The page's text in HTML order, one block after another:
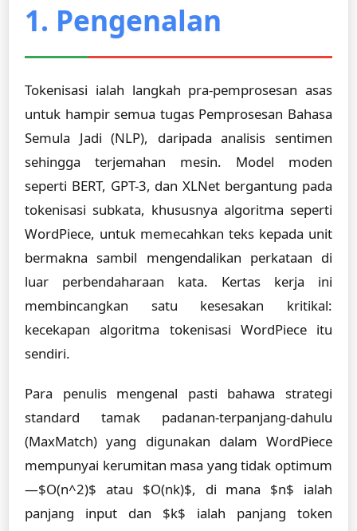
1. Pengenalan
Tokenisasi ialah langkah pra-pemprosesan asas
untuk hampir semua tugas Pemprosesan Bahasa
Semula Jadi (NLP), daripada analisis sentimen
sehingga terjemahan mesin. Model moden
seperti BERT, GPT-3, dan XLNet bergantung pada
tokenisasi subkata, khususnya algoritma seperti
WordPiece, untuk memecahkan teks kepada unit
bermakna sambil mengendalikan perkataan di
luar perbendaharaan kata. Kertas kerja ini
membincangkan satu kesesakan kritikal:
kecekapan algoritma tokenisasi WordPiece itu
sendiri.
Para penulis mengenal pasti bahawa strategi
standard tamak padanan-terpanjang-dahulu
(MaxMatch) yang digunakan dalam WordPiece
mempunyai kerumitan masa yang tidak optimum
—$O(n^2)$ atau $O(nk)$, di mana $n$ ialah
panjang input dan $k$ ialah panjang token